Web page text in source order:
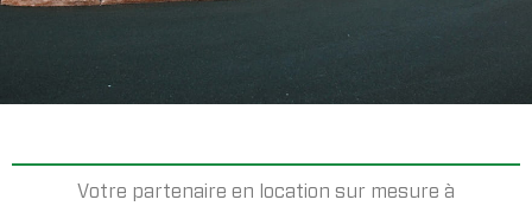
Votre partenaire en location sur mesure à